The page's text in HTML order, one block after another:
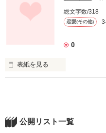
恋は いいものだと感じてくれ
総文字数/318
恋愛(その他) 3
0
表紙を見る
純粋に あなたが好きです
公開リスト一覧